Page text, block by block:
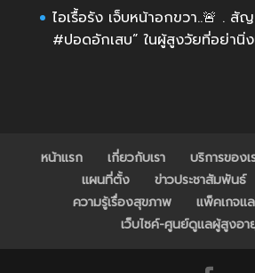
ไอเรื้อรัง เจ็บหน้าอกขวา..🚨 .
#ปอดอักเสบ” ในผู้สูงวัยที่อย่านิ่
หน้าแรก เกี่ยวกับเรา บริการของเ
แผนที่ตั้ง
ข่าวประชาสัมพันธ์
ความรู้เรื่องสุขภาพ
แพ็คเกจแ
เว็บไซค์-ศูนย์ดูแลผู้สูงอา